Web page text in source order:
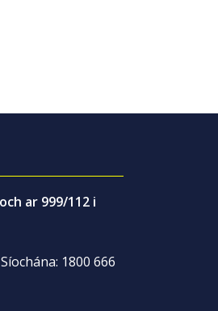
ar 999/112 i
1800 666